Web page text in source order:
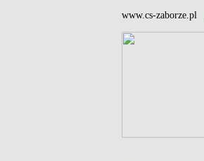
www.cs-zaborze.pl